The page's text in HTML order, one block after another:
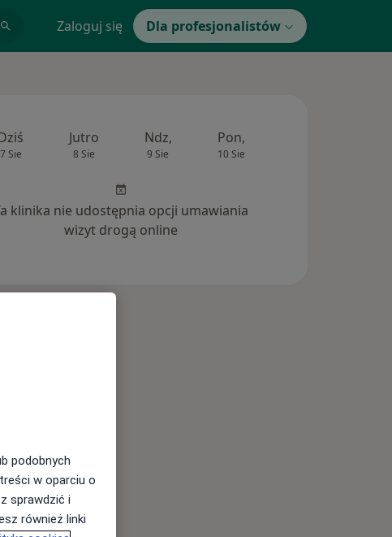
Zaloguj się Dla profesjonalistów
7 Sie
Jutro
8 Sie
Ndz,
9 Sie
Pon,
10 Sie
klinika nie udostępnia opcji umawiania
wizyt drogą online
podobnych
w oparciu o
sprawdzić i
również linki